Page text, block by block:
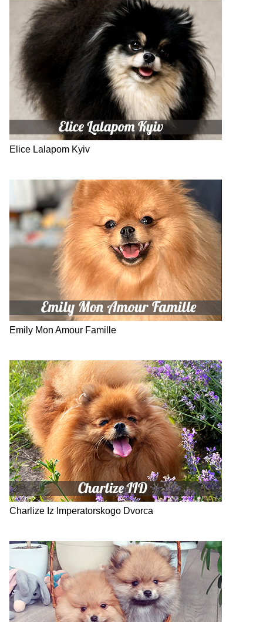
Elice Lalapom Kyiv
Emily Mon Amour Famille
Charlize Iz Imperatorskogo Dvorca